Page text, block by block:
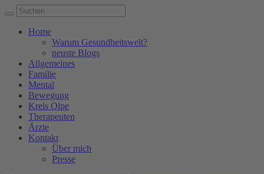
Home
Warum Gesundheitswelt?
neuste Blogs
Allgemeines
Familie
Mental
Bewegung
Kreis Olpe
Therapeuten
Ärzte
Kontakt
Über mich
Presse